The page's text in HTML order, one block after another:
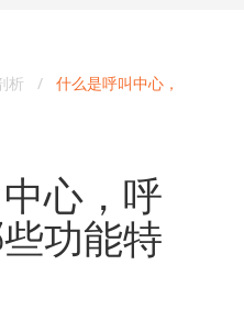
析 / 什么是呼叫中心，
心，呼
功能特